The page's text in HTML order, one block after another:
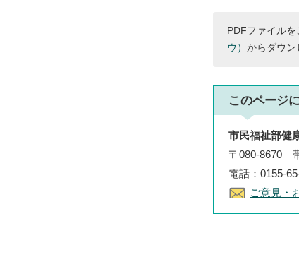
PDFファイル
ウ） からダウン
このページ
市民福祉部健
〒080-8670
電話：0155-
ご意見・